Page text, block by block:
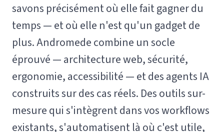
savons précisément où elle fait gagner du
temps — et où elle n'est qu'un gadget de
plus. Andromede combine un socle
éprouvé — architecture web, sécurité,
ergonomie, accessibilité — et des agents IA
construits sur des cas réels. Des outils sur-
mesure qui s'intègrent dans vos workflows
existants, s'automatisent là où c'est utile,